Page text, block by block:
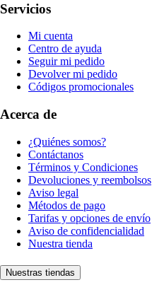
Servicios
Mi cuenta
Centro de ayuda
Seguir mi pedido
Devolver mi pedido
Códigos promocionales
Acerca de
¿Quiénes somos?
Contáctanos
Términos y Condiciones
Devoluciones y reembolsos
Aviso legal
Métodos de pago
Tarifas y opciones de envío
Aviso de confidencialidad
Nuestra tienda
Nuestras tiendas